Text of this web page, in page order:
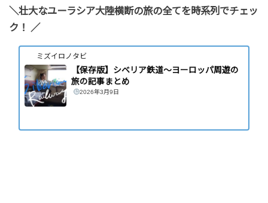
＼壮大なユーラシア大陸横断の旅の全てを時系列でチェッ
ク！
／
ミズイロノタビ
【保存版】シベリア鉄道～ヨーロッパ周遊の
旅の記事まとめ
2026年3月9日